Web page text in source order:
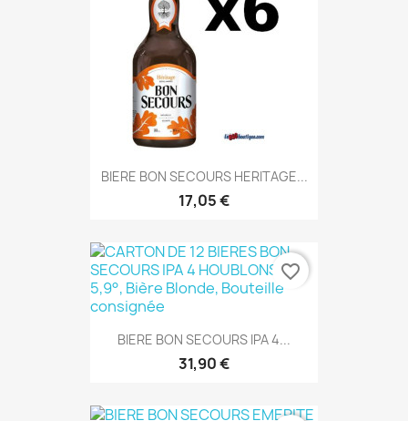
BIERE BON SECOURS HERITAGE...
17,05 €
BIERE BON SECOURS IPA 4...
31,90 €
favorite_border